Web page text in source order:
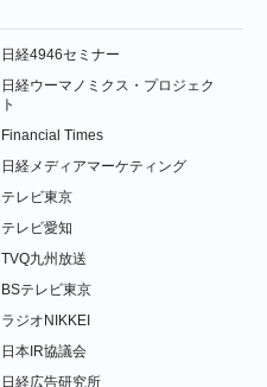
日経4946セミナー
日経ウーマノミクス・プロジェク
ト
Financial Times
日経メディアマーケティング
テレビ東京
テレビ愛知
TVQ九州放送
BSテレビ東京
ラジオNIKKEI
日本IR協議会
日経広告研究所